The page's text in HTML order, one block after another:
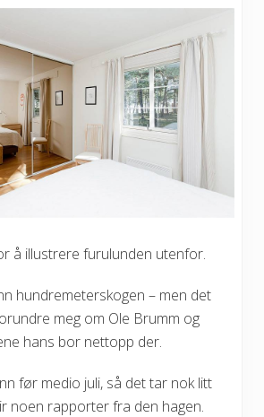
å illustrere furulunden utenfor.
hundremeterskogen – men det
meg om Ole Brumm og
hans bor nettopp der.
før medio juli, så det tar nok litt
noen rapporter fra den hagen.